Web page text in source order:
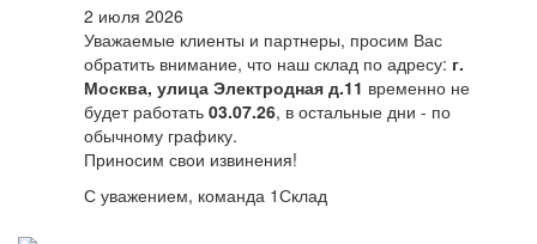
2 июля 2026
Уважаемые клиенты и партнеры, просим Вас
обратить внимание, что наш склад по адресу: г.
Москва, улица Электродная д.11 временно не
будет работать 03.07.26, в остальные дни - по
обычному графику.
Приносим свои извинения!
С уважением, команда 1Склад